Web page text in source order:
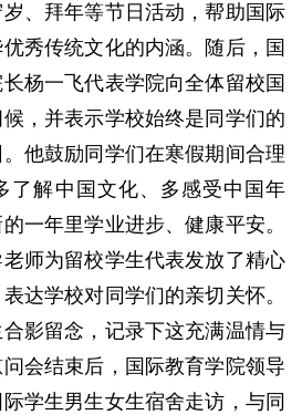
、拜年等节日活动，帮助国际
秀传统文化的内涵。随后，国
杨一飞代表学院向全体留校国
，并表示学校始终是同学们的
他鼓励同学们在寒假期间合理
了解中国文化、多感受中国年
一年里学业进步、健康平安。
师为留校学生代表发放了精心
达学校对同学们的亲切关怀。
影留念，记录下这充满温情与
会结束后，国际教育学院领导
学生男生女生宿舍走访，与同